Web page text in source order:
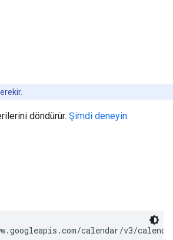
döndürür. Şimdi deneyin.
calendar/v3/